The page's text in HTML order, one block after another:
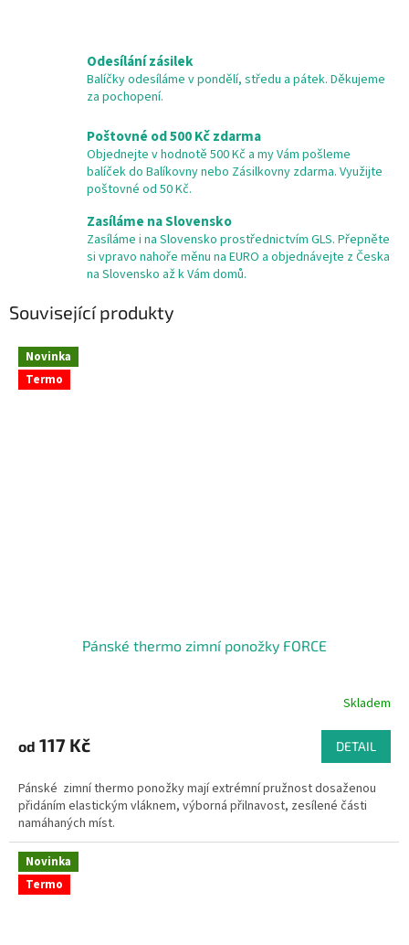
Odesílání zásilek
Balíčky odesíláme v pondělí, středu a pátek. Děkujeme
za pochopení.
Poštovné od 500 Kč zdarma
Objednejte v hodnotě 500 Kč a my Vám pošleme
balíček do Balíkovny nebo Zásilkovny zdarma. Využijte
poštovné od 50 Kč.
Zasíláme na Slovensko
Zasíláme i na Slovensko prostřednictvím GLS. Přepněte
si vpravo nahoře měnu na EURO a objednávejte z Česka
na Slovensko až k Vám domů.
Související produkty
Novinka
Termo
Pánské thermo zimní ponožky FORCE
Skladem
od 117 Kč DETAIL
Pánské zimní thermo ponožky mají extrémní pružnost dosaženou
přidáním elastickým vláknem, výborná přilnavost, zesílené části
namáhaných míst.
Novinka
Termo